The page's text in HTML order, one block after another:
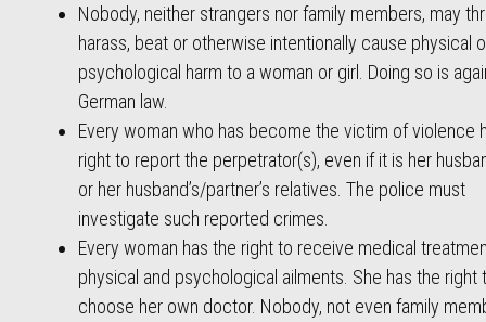
Nobody, neither strangers nor family members, may
harass, beat or otherwise intentionally cause physical
psychological harm to a woman or girl. Doing so is
German law.
Every woman who has become the victim of violence
right to report the perpetrator(s), even if it is her
or her husband’s/partner’s relatives. The police must
investigate such reported crimes.
Every woman has the right to receive medical
physical and psychological ailments. She has the right
choose her own doctor. Nobody, not even family